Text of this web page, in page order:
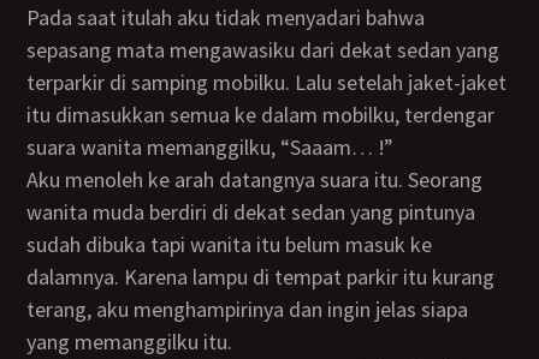
Pada saat itulah aku tidak menyadari bahwa
sepasang mata mengawasiku dari dekat sedan yang
terparkir di samping mobilku. Lalu setelah jaket-jaket
itu dimasukkan semua ke dalam mobilku, terdengar
suara wanita memanggilku, “Saaam… !”
Aku menoleh ke arah datangnya suara itu. Seorang
wanita muda berdiri di dekat sedan yang pintunya
sudah dibuka tapi wanita itu belum masuk ke
dalamnya. Karena lampu di tempat parkir itu kurang
terang, aku menghampirinya dan ingin jelas siapa
yang memanggilku itu.